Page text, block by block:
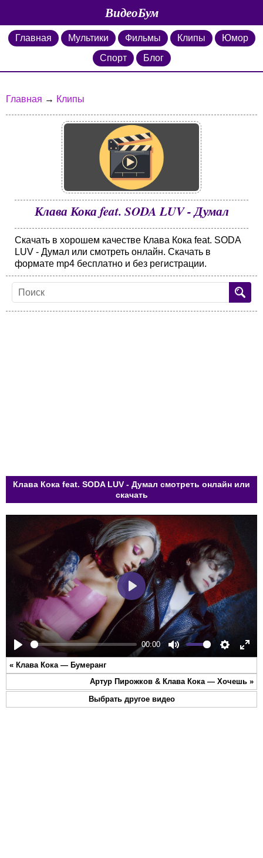
ВидеоБум
Главная Мультики Фильмы Клипы
Юмор
Спорт
Блог
Главная → Клипы
Клава Кока feat. SODA LUV - Думал
Скачать в хорошем качестве Клава Кока feat. SODA
LUV - Думал или смотреть онлайн. Скачать в
формате mp4 бесплатно и без регистрации.
Клава Кока feat. SODA LUV - Думал смотреть онлайн или
скачать
Play
00:00
Mute Settings
Play
« Клава Кока — Бумеранг
Артур Пирожков & Клава Кока — Хочешь »
Выбрать другое видео